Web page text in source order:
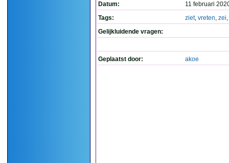
Datum:
11 februari
Tags:
ziet, vreten, zei,
Gelijkluidende vragen:
Geplaatst door: akoe